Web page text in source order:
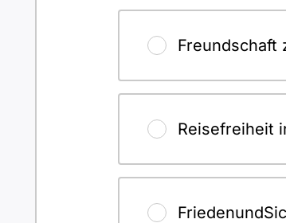
Freundschaft
Reisefreiheit